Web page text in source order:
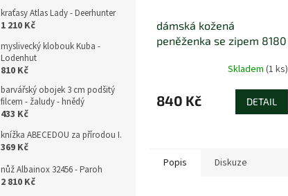
kraťasy Atlas Lady - Deerhunter
1 210 Kč
myslivecký klobouk Kuba -
Lodenhut
810 Kč
barvářský obojek 3 cm podšitý
filcem - žaludy - hnědý
433 Kč
knížka ABECEDOU za přírodou I.
369 Kč
nůž Albainox 32456 - Paroh
2 810 Kč
dámská kožená
peněženka se zipem 8180
Skladem (1 ks)
840 Kč DETAIL
Popis Diskuze